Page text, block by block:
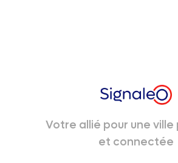
Votre allié pour une ville
et connectée